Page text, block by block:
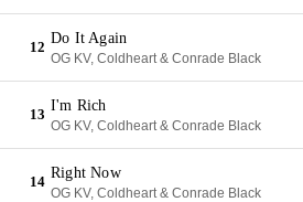
12
Do It Again
OG KV, Coldheart & Conrade Black
13
I'm Rich
OG KV, Coldheart & Conrade Black
14
Right Now
OG KV, Coldheart & Conrade Black